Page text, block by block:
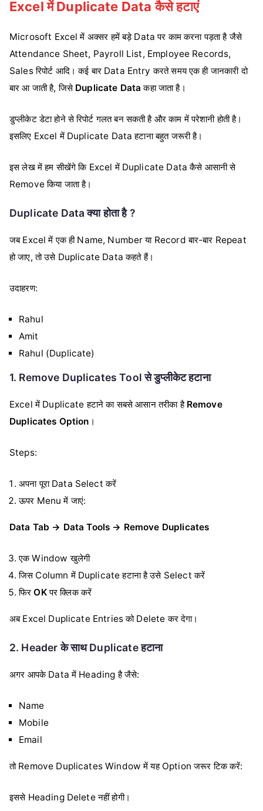
Excel में Duplicate Data कैसे हटाएं
Microsoft Excel में अक्सर हमें बड़े Data पर काम करना पड़ता है जैसे
Attendance Sheet, Payroll List, Employee Records,
Sales रिपोर्ट आदि। कई बार Data Entry करते समय एक ही जानकारी दो
बार आ जाती है, जिसे Duplicate Data कहा जाता है।
डुप्लीकेट डेटा होने से रिपोर्ट गलत बन सकती है और काम में परेशानी होती है।
इसलिए Excel में Duplicate Data हटाना बहुत जरूरी है।
इस लेख में हम सीखेंगे कि Excel में Duplicate Data कैसे आसानी से
Remove किया जाता है।
Duplicate Data क्या होता है ?
जब Excel में एक ही Name, Number या Record बार-बार Repeat
हो जाए, तो उसे Duplicate Data कहते हैं।
उदाहरण:
Rahul
Amit
Rahul (Duplicate)
1. Remove Duplicates Tool से डुप्लीकेट हटाना
Excel में Duplicate हटाने का सबसे आसान तरीका है Remove
Duplicates Option ।
Steps:
अपना पूरा Data Select करें
ऊपर Menu में जाएं:
Data Tab → Data Tools → Remove Duplicates
एक Window खुलेगी
जिस Column में Duplicate हटाना है उसे Select करें
फिरOKपर क्लिक करें
अब Excel Duplicate Entries को Delete कर देगा।
2. Header के साथ Duplicate हटाना
अगर आपके Data में Heading है जैसे:
Name
Mobile
Email
तो Remove Duplicates Window में यह Option जरूर टिक करें:
इससे Heading Delete नहीं होगी।